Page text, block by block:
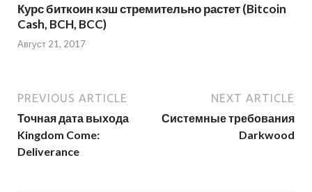
Курс биткоин кэш стремительно растет (Bitcoin
Cash, BCH, BCC)
Август 21, 2017
PREVIOUS ARTICLE
Точная дата выхода
Kingdom Come:
Deliverance
NEXT ARTICLE
Системные требования
Darkwood